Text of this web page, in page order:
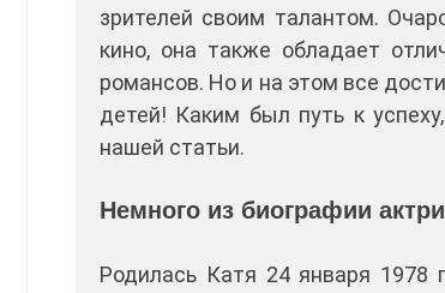
зрителей своим талантом.
кино, она также обладает
романсов. Но и на этом все
детей! Каким был путь к
нашей статьи.
Немного из биографии
Родилась Катя 24 января 1978